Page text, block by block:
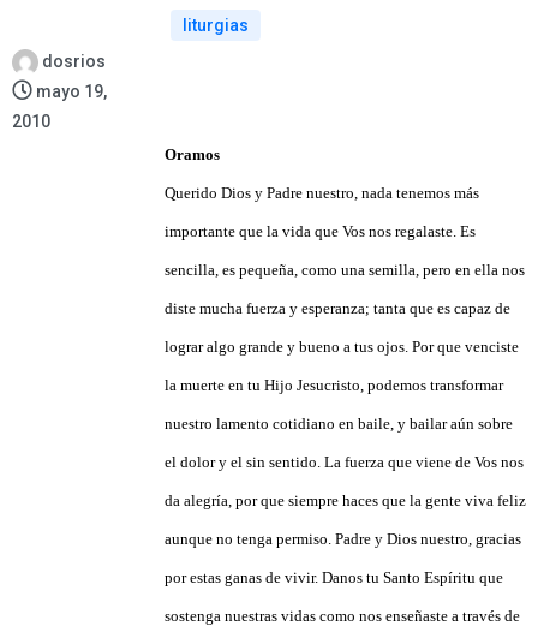
dosrios
mayo 19,
2010
liturgias
Oramos
Querido Dios y Padre nuestro, nada tenemos más
importante que la vida que Vos nos regalaste. Es
sencilla, es pequeña, como una semilla, pero en ella nos
diste mucha fuerza y esperanza; tanta que es capaz de
lograr algo grande y bueno a tus ojos. Por que venciste
la muerte en tu Hijo Jesucristo, podemos transformar
nuestro lamento cotidiano en baile, y bailar aún sobre
el dolor y el sin sentido. La fuerza que viene de Vos nos
da alegría, por que siempre haces que la gente viva feliz
aunque no tenga permiso. Padre y Dios nuestro, gracias
por estas ganas de vivir. Danos tu Santo Espíritu que
sostenga nuestras vidas como nos enseñaste a través de